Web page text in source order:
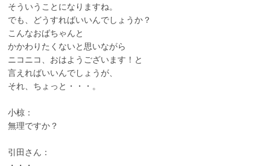
そういうことになりますね。
でも、どうすればいいんでしょうか？
こんなおばちゃんと
かかわりたくないと思いながら
ニコニコ、おはようございます！と
言えればいいんでしょうが、
それ、ちょっと・・・。
小椋：
無理ですか？
引田さん：